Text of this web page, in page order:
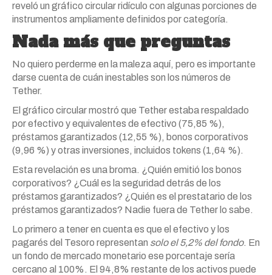
reveló un gráfico circular ridículo con algunas porciones de
instrumentos ampliamente definidos por categoría.
Nada más que preguntas
No quiero perderme en la maleza aquí, pero es importante
darse cuenta de cuán inestables son los números de
Tether.
El gráfico circular mostró que Tether estaba respaldado
por efectivo y equivalentes de efectivo (75,85 %),
préstamos garantizados (12,55 %), bonos corporativos
(9,96 %) y otras inversiones, incluidos tokens (1,64 %).
Esta revelación es una broma. ¿Quién emitió los bonos
corporativos? ¿Cuál es la seguridad detrás de los
préstamos garantizados? ¿Quién es el prestatario de los
préstamos garantizados? Nadie fuera de Tether lo sabe.
Lo primero a tener en cuenta es que el efectivo y los
pagarés del Tesoro representan solo el 5,2% del fondo. En
un fondo de mercado monetario ese porcentaje sería
cercano al 100%. El 94,8% restante de los activos puede